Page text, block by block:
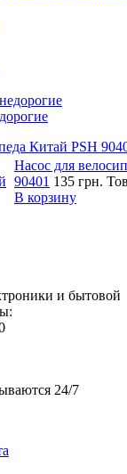
Китай PSH
Насос для
90401 135 грн.
В корзину
и бытовой
24/7